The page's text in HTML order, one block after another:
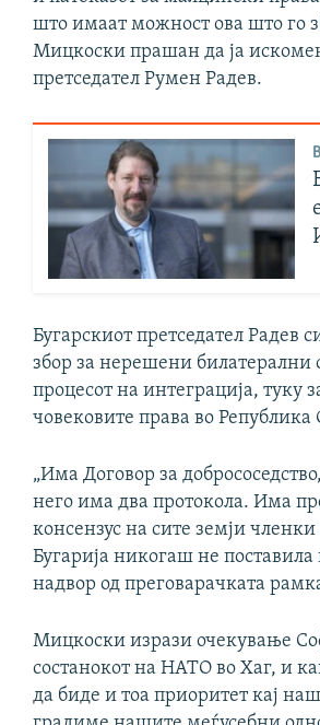
што имаат можност ова што го
Мицкоски прашан да ја
претседател Румен Радев.
Бугарскиот претседател Радев
збор за нерешени билатерални
процесот на интеграција, туку
човековите права во
„Има Договор за
него има два протокола. Има
консензус на сите земји
Бугарија никогаш не поставила
надвор од преговарачката
Мицкоски изрази очекување
состанокот на НАТО во Хаг, и
да биде и тоа приоритет кај